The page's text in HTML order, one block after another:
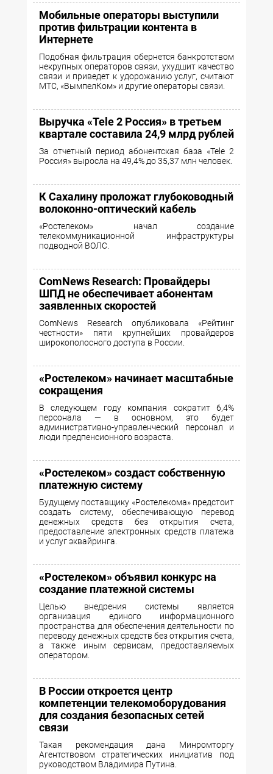
Мобильные операторы выступили
против фильтрации контента в
Интернете
Подобная фильтрация обернется банкротством
некрупных операторов связи, ухудшит качество
связи и приведет к удорожанию услуг, считают
МТС, «ВымпелКом» и другие операторы связи.
Выручка «Tele 2 Россия» в третьем
квартале составила 24,9 млрд рублей
За отчетный период абонентская база «Tele 2
Россия» выросла на 49,4% до 35,37 млн человек.
К Сахалину проложат глубоководный
волоконно-оптический кабель
«Ростелеком» начал создание
телекоммуникационной инфраструктуры
подводной ВОЛС.
ComNews Research: Провайдеры
ШПД не обеспечивает абонентам
заявленных скоростей
ComNews Research опубликовала «Рейтинг
честности» пяти крупнейших провайдеров
широкополосного доступа в России.
«Ростелеком» начинает масштабные
сокращения
В следующем году компания сократит 6,4%
персонала — в основном, это будет
административно-управленческий персонал и
люди предпенсионного возраста.
«Ростелеком» создаст собственную
платежную систему
Будущему поставщику «Ростелекома» предстоит
создать систему, обеспечивающую перевод
денежных средств без открытия счета,
предоставление электронных средств платежа
и услуг эквайринга.
«Ростелеком» объявил конкурс на
создание платежной системы
Целью внедрения системы является
организация единого информационного
пространства для обеспечения деятельности по
переводу денежных средств без открытия счета,
а также иным сервисам, предоставляемых
оператором.
В России откроется центр
компетенции телекомоборудования
для создания безопасных сетей
связи
Такая рекомендация дана Минромторгу
Агентствовом стратегических инициатив под
руководством Владимира Путина.